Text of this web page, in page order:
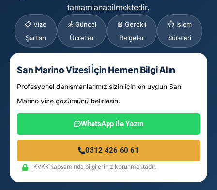
tamamlanabilmektedir.
📋 Vize
Şartları
💰 Güncel
Ücretler
📄 Gerekli
Belgeler
⏱️ İşlem
Süreleri
San Marino Vizesi İçin Hemen Bilgi Alın
Profesyonel danışmanlarımız sizin için en uygun San
Marino vize çözümünü belirlesin.
WhatsApp ile Yazın
0312 426 60 61
KVKK kapsamında bilgileriniz korunmaktadır.